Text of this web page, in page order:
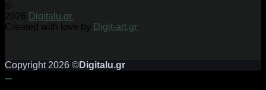
©
2026 Digitalu.gr
Created with love by Digit-art.gr
Copyright 2026 ©Digitalu.gr